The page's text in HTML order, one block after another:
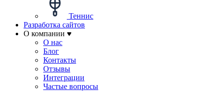
Теннис
Разработка сайтов
О компании
О нас
Блог
Контакты
Отзывы
Интеграции
Частые вопросы